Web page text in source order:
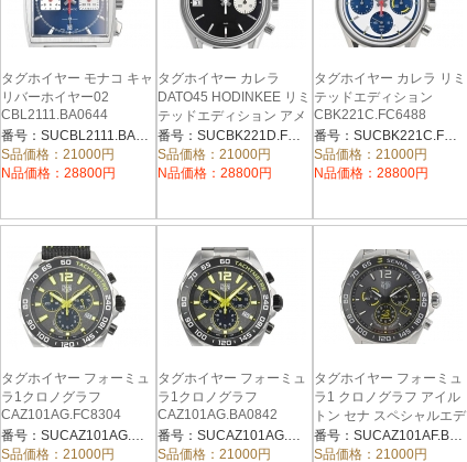
タグホイヤー モナコ キャ
リバーホイヤー02
CBL2111.BA0644
番号：SUCBL2111.BA0644
S品価格：21000円
N品価格：28800円
タグホイヤー カレラ
DATO45 HODINKEE リミ
テッドエディション アメ
リカ CBK221D.FC6479番号：SUCBK221D.FC6479
S品価格：21000円
N品価格：28800円
タグホイヤー カレラ リミ
テッドエディション
CBK221C.FC6488
番号：SUCBK221C.FC6488
S品価格：21000円
N品価格：28800円
タグホイヤー フォーミュ
ラ1クロノグラフ
CAZ101AG.FC8304
番号：SUCAZ101AG.FC8304
S品価格：21000円
タグホイヤー フォーミュ
ラ1クロノグラフ
CAZ101AG.BA0842
番号：SUCAZ101AG.BA0842
S品価格：21000円
タグホイヤー フォーミュ
ラ1 クロノグラフ アイル
トン セナ スペシャルエデ
ィション
CAZ101AF.BA0637
番号：SUCAZ101AF.BA0637
S品価格：21000円